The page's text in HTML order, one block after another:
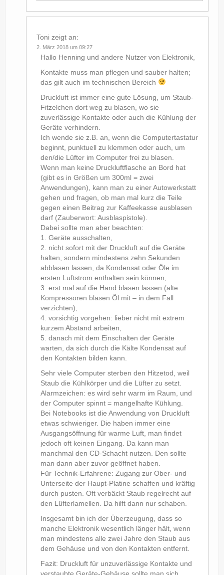
Toni zeigt an:
2. März 2018 um 09:27
Hallo Henning und andere Nutzer von Elektronik,
Kontakte muss man pflegen und sauber halten;
das gilt auch im technischen Bereich
Druckluft ist immer eine gute Lösung, um Staub-
Fitzelchen dort weg zu blasen, wo sie
zuverlässige Kontakte oder auch die Kühlung der
Geräte verhindern.
Ich wende sie z.B. an, wenn die Computertastatur
beginnt, punktuell zu klemmen oder auch, um
den/die Lüfter im Computer frei zu blasen.
Wenn man keine Druckluftflasche an Bord hat
(gibt es in Größen um 300ml = zwei
Anwendungen), kann man zu einer Autowerkstatt
gehen und fragen, ob man mal kurz die Teile
gegen einen Beitrag zur Kaffeekasse ausblasen
darf (Zauberwort: Ausblaspistole).
Dabei sollte man aber beachten:
1. Geräte ausschalten,
2. nicht sofort mit der Druckluft auf die Geräte
halten, sondern mindestens zehn Sekunden
abblasen lassen, da Kondensat oder Öle im
ersten Luftstrom enthalten sein können,
3. erst mal auf die Hand blasen lassen (alte
Kompressoren blasen Öl mit – in dem Fall
verzichten),
4. vorsichtig vorgehen: lieber nicht mit extrem
kurzem Abstand arbeiten,
5. danach mit dem Einschalten der Geräte
warten, da sich durch die Kälte Kondensat auf
den Kontakten bilden kann.
Sehr viele Computer sterben den Hitzetod, weil
Staub die Kühlkörper und die Lüfter zu setzt.
Alarmzeichen: es wird sehr warm im Raum, und
der Computer spinnt = mangelhafte Kühlung.
Bei Notebooks ist die Anwendung von Druckluft
etwas schwieriger. Die haben immer eine
Ausgangsöffnung für warme Luft, man findet
jedoch oft keinen Eingang. Da kann man
manchmal den CD-Schacht nutzen. Den sollte
man dann aber zuvor geöffnet haben.
Für Technik-Erfahrene: Zugang zur Ober- und
Unterseite der Haupt-Platine schaffen und kräftig
durch pusten. Oft verbäckt Staub regelrecht auf
den Lüfterlamellen. Da hilft dann nur schaben.
Insgesamt bin ich der Überzeugung, dass so
manche Elektronik wesentlich länger hält, wenn
man mindestens alle zwei Jahre den Staub aus
dem Gehäuse und von den Kontakten entfernt.
Fazit: Druckluft für unzuverlässige Kontakte und
verstaubte Geräte-Gehäuse sollte man sich